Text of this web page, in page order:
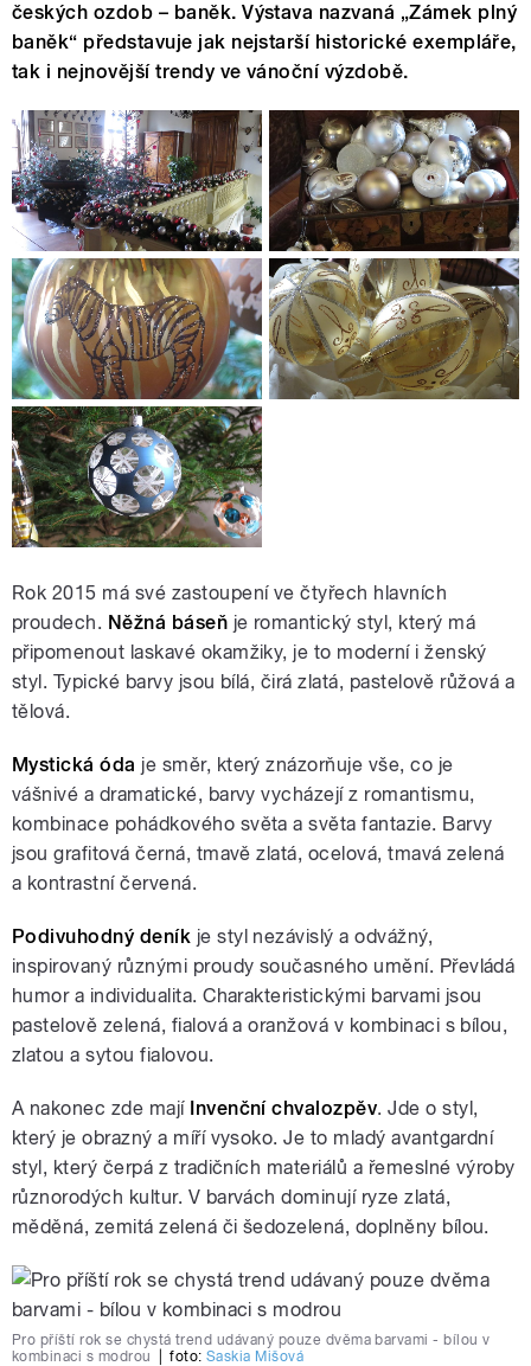
českých ozdob – baněk. Výstava nazvaná „Zámek plný
baněk“ představuje jak nejstarší historické exempláře,
tak i nejnovější trendy ve vánoční výzdobě.
Rok 2015 má své zastoupení ve čtyřech hlavních
proudech. Něžná báseň je romantický styl, který má
připomenout laskavé okamžiky, je to moderní i ženský
styl. Typické barvy jsou bílá, čirá zlatá, pastelově růžová a
tělová.
Mystická óda je směr, který znázorňuje vše, co je
vášnivé a dramatické, barvy vycházejí z romantismu,
kombinace pohádkového světa a světa fantazie. Barvy
jsou grafitová černá, tmavě zlatá, ocelová, tmavá zelená
a kontrastní červená.
Podivuhodný deník je styl nezávislý a odvážný,
inspirovaný různými proudy současného umění. Převládá
humor a individualita. Charakteristickými barvami jsou
pastelově zelená, fialová a oranžová v kombinaci s bílou,
zlatou a sytou fialovou.
A nakonec zde mají Invenční chvalozpěv. Jde o styl,
který je obrazný a míří vysoko. Je to mladý avantgardní
styl, který čerpá z tradičních materiálů a řemeslné výroby
různorodých kultur. V barvách dominují ryze zlatá,
měděná, zemitá zelená či šedozelená, doplněny bílou.
Pro příští rok se chystá trend udávaný pouze dvěma barvami - bílou v
kombinaci s modrou
foto:Saskia Mišová